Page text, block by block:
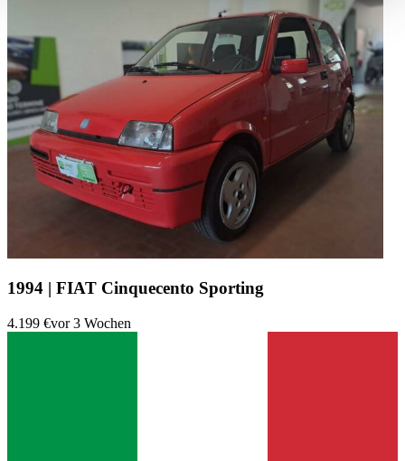
haben oder die sie im Rahmen Ihrer Nutzung der Dienste
Datenschutzerklärung
1994 | FIAT Cinquecento Sporting
4.199 €vor 3 Wochen